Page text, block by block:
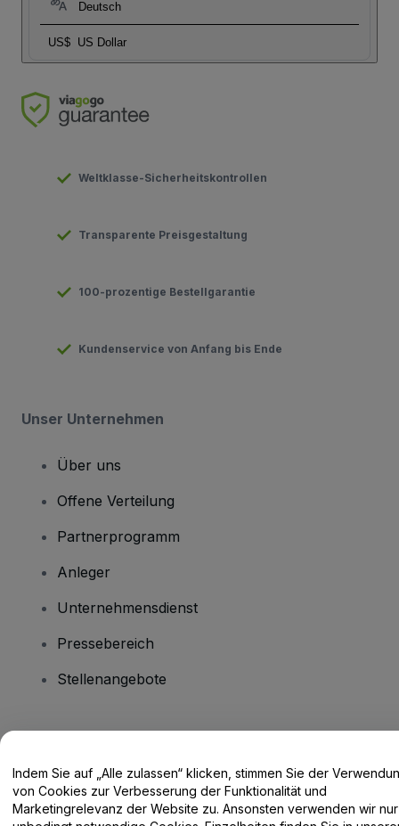
Deutsch
US$ US Dollar
Weltklasse-Sicherheitskontrollen
Transparente Preisgestaltung
100-prozentige Bestellgarantie
Kundenservice von Anfang bis Ende
Unser Unternehmen
Über uns
Offene Verteilung
Partnerprogramm
Anleger
Unternehmensdienst
Pressebereich
Stellenangebote
Hilfe-Center / Kontakt
Indem Sie auf „Alle zulassen“ klicken, stimmen Sie der
von Cookies zur Verbesserung der Funktionalität und
Marketingrelevanz der Website zu. Ansonsten verwenden wir nur